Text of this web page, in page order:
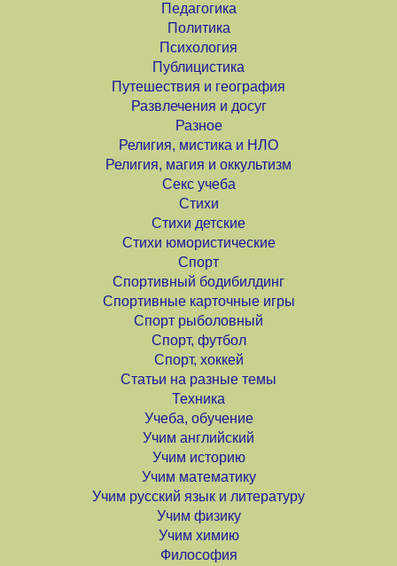
Педагогика
Политика
Психология
Публицистика
Путешествия и география
Развлечения и досуг
Разное
Религия, мистика и НЛО
Религия, магия и оккультизм
Секс учеба
Стихи
Стихи детские
Стихи юмористические
Спорт
Спортивный бодибилдинг
Спортивные карточные игры
Спорт рыболовный
Спорт, футбол
Спорт, хоккей
Статьи на разные темы
Техника
Учеба, обучение
Учим английский
Учим историю
Учим математику
Учим русский язык и литературу
Учим физику
Учим химию
Философия